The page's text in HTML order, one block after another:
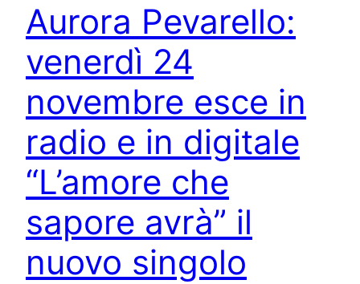
Aurora Pevarello:
venerdì 24
novembre esce in
radio e in digitale
“L’amore che
sapore avrà” il
nuovo singolo